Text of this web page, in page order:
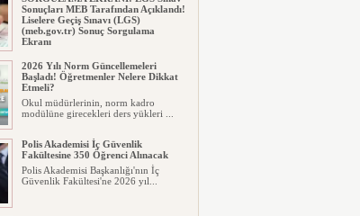
Sonuçları MEB Tarafından Açıklandı!
Liselere Geçiş Sınavı (LGS)
(meb.gov.tr) Sonuç Sorgulama
Ekranı
Milyonlarca öğrenci için ...
2026 Yılı Norm Güncellemeleri
Başladı! Öğretmenler Nelere Dikkat
Etmeli?
Okul müdürlerinin, norm kadro
modülüne girecekleri ders yükleri ...
Polis Akademisi İç Güvenlik
Fakültesine 350 Öğrenci Alınacak
Polis Akademisi Başkanlığı'nın İç
Güvenlik Fakültesi'ne 2026 yıl...